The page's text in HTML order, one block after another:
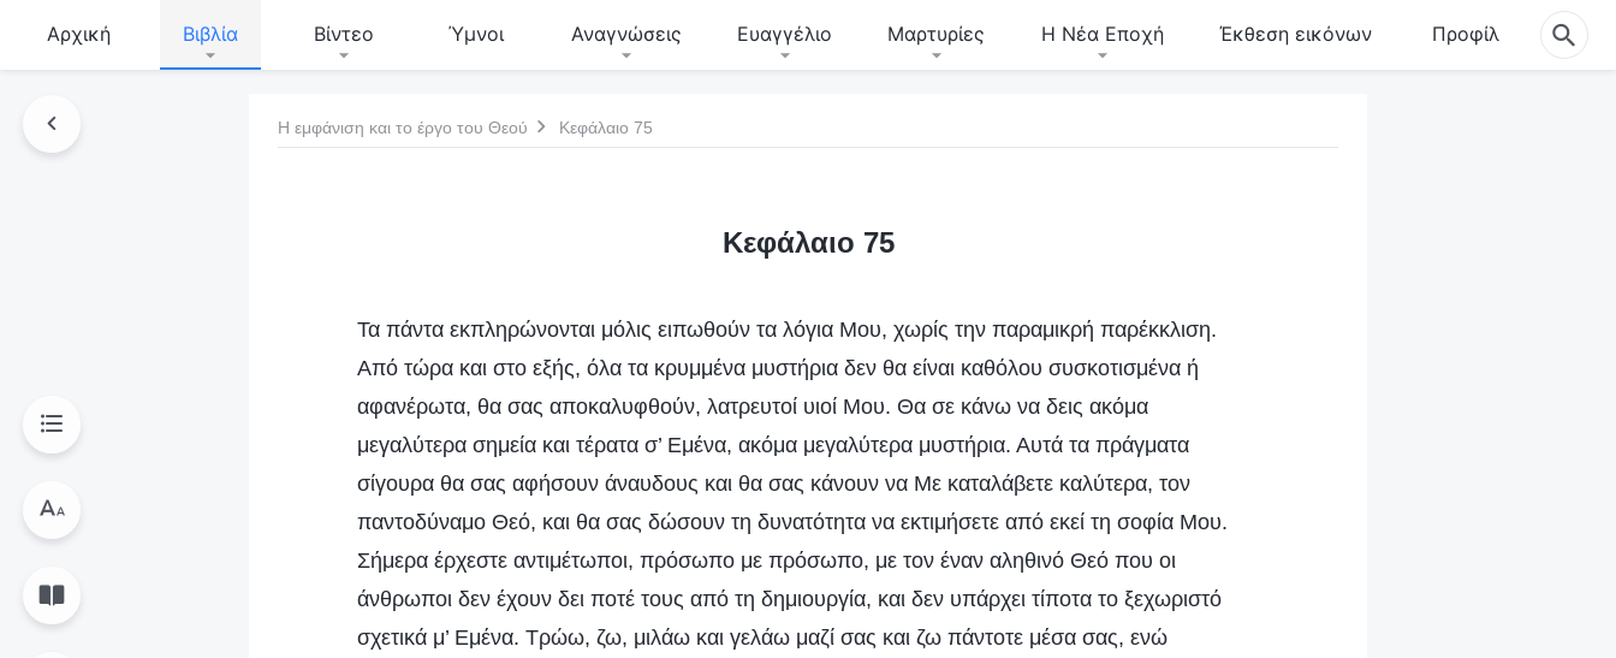
Αρχική Βιβλία Βίντεο Ύμνοι Αναγνώσεις Ευαγγέλιο Μαρτυρίες Η Νέα Εποχή Έκθεση εικόνων Προφίλ
Η εμφάνιση και το έργο του Θεού Κεφάλαιο 75
Κεφάλαιο 75
Τα πάντα εκπληρώνονται μόλις ειπωθούν τα λόγια Μου, χωρίς την παραμικρή παρέκκλιση.
Από τώρα και στο εξής, όλα τα κρυμμένα μυστήρια δεν θα είναι καθόλου συσκοτισμένα ή
αφανέρωτα, θα σας αποκαλυφθούν, λατρευτοί υιοί Μου. Θα σε κάνω να δεις ακόμα
μεγαλύτερα σημεία και τέρατα σ’ Εμένα, ακόμα μεγαλύτερα μυστήρια. Αυτά τα πράγματα
σίγουρα θα σας αφήσουν άναυδους και θα σας κάνουν να Με καταλάβετε καλύτερα, τον
παντοδύναμο Θεό, και θα σας δώσουν τη δυνατότητα να εκτιμήσετε από εκεί τη σοφία Μου.
Σήμερα έρχεστε αντιμέτωποι, πρόσωπο με πρόσωπο, με τον έναν αληθινό Θεό που οι
άνθρωποι δεν έχουν δει ποτέ τους από τη δημιουργία, και δεν υπάρχει τίποτα το ξεχωριστό
σχετικά μ’ Εμένα. Τρώω, ζω, μιλάω και γελάω μαζί σας και ζω πάντοτε μέσα σας, ενώ